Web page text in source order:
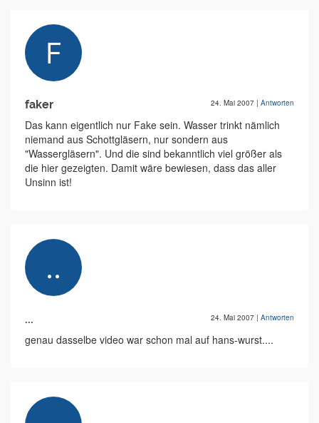
faker 24. Mai 2007 | Antworten
Das kann eigentlich nur Fake sein. Wasser trinkt nämlich
niemand aus Schottgläsern, nur sondern aus
"Wassergläsern". Und die sind bekanntlich viel größer als
die hier gezeigten. Damit wäre bewiesen, dass das aller
Unsinn ist!
... 24. Mai 2007 | Antworten
genau dasselbe video war schon mal auf hans-wurst....